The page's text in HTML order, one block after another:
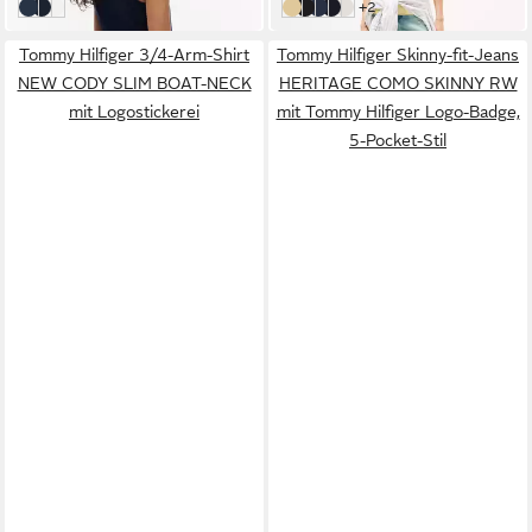
Dark Night Navy
Multi Stp Dark Night Navy / Ecru
Ecru
Frozen Custard
BlackNos Breton Desert Sky/ Ecru
Nos Desert Sky
Nos Ecru
weitere Farben:
+2
Tommy Hilfiger 3/4-Arm-Shirt
NEW CODY SLIM BOAT-NECK
mit Logostickerei
Tommy Hilfiger Skinny-fit-Jeans
HERITAGE COMO SKINNY RW
mit Tommy Hilfiger Logo-Badge,
5-Pocket-Stil